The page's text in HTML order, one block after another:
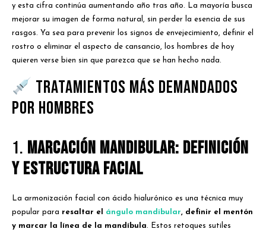
y esta cifra continúa aumentando año tras año. La mayoría busca
mejorar su imagen de forma natural, sin perder la esencia de sus
rasgos. Ya sea para prevenir los signos de envejecimiento, definir el
rostro o eliminar el aspecto de cansancio, los hombres de hoy
quieren verse bien sin que parezca que se han hecho nada.
Tratamientos más demandados
por hombres
1. Marcación mandibular: definición
y estructura facial
La armonización facial con ácido hialurónico es una técnica muy
popular para resaltar el ángulo mandibular , definir el mentón
y marcar la línea de la mandíbula . Estos retoques sutiles